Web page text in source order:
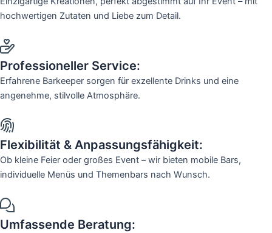
hochwertigen Zutaten und Liebe zum Detail.
Professioneller Service:
Erfahrene Barkeeper sorgen für exzellente Drinks und eine
angenehme, stilvolle Atmosphäre.
Flexibilität & Anpassungsfähigkeit:
Ob kleine Feier oder großes Event – wir bieten mobile Bars,
individuelle Menüs und Themenbars nach Wunsch.
Umfassende Beratung: